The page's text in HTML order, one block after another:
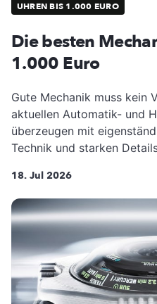
UHREN BIS 1.000 EURO
Die besten
1.000 Euro
Gute Mechanik muss kein
aktuellen Automatik- und
überzeugen mit
Technik und starken
18. Jul 2026